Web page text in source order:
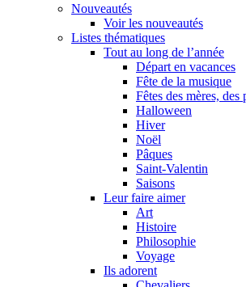
Nouveautés
Voir les nouveautés
Listes thématiques
Tout au long de l’année
Départ en vacances
Fête de la musique
Fêtes des mères,
Halloween
Hiver
Noël
Pâques
Saint-Valentin
Saisons
Leur faire aimer
Art
Histoire
Philosophie
Voyage
Ils adorent